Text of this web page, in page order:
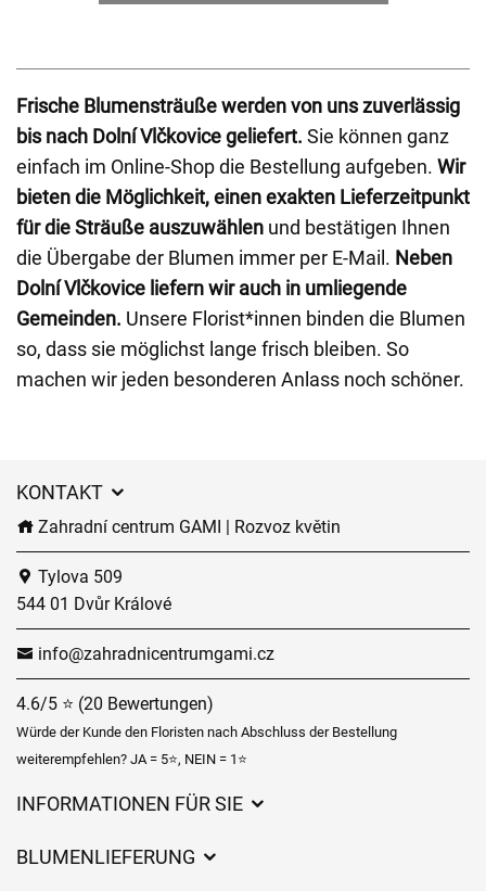
Frische Blumensträuße werden von uns zuverlässig
bis nach Dolní Vlčkovice geliefert. Sie können ganz
einfach im Online-Shop die Bestellung aufgeben. Wir
bieten die Möglichkeit, einen exakten Lieferzeitpunkt
für die Sträuße auszuwählen und bestätigen Ihnen
die Übergabe der Blumen immer per E-Mail. Neben
Dolní Vlčkovice liefern wir auch in umliegende
Gemeinden. Unsere Florist*innen binden die Blumen
so, dass sie möglichst lange frisch bleiben. So
machen wir jeden besonderen Anlass noch schöner.
KONTAKT
Zahradní centrum GAMI | Rozvoz květin
Tylova 509
544 01 Dvůr Králové
info@zahradnicentrumgami.cz
4.6/5 ⭐ (20 Bewertungen)
Würde der Kunde den Floristen nach Abschluss der Bestellung
weiterempfehlen? JA = 5⭐, NEIN = 1⭐
INFORMATIONEN FÜR SIE
BLUMENLIEFERUNG